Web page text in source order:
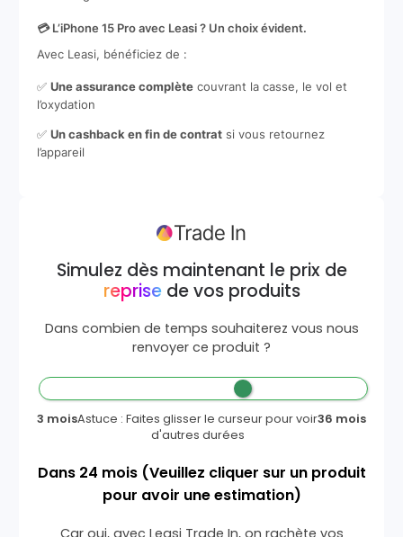
💳 L’iPhone 15 Pro avec Leasi ? Un choix évident.
Avec Leasi, bénéficiez de :
✅ Une assurance complètecouvrant la casse, le vol et
l’oxydation
✅ Un cashback en fin de contratsi vous retournez
l’appareil
Simulez dès maintenant le prix de
reprisede vos produits
Dans combien de temps souhaiterez vous nous
renvoyer ce produit ?
3 moisAstuce : Faites glisser le curseur pour voir
d'autres durées
36 mois
Dans 24 mois (Veuillez cliquer sur un produit
pour avoir une estimation)
Car oui, avec Leasi Trade In, on rachète vos